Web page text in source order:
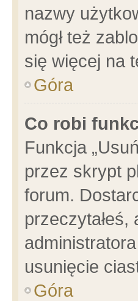
nazwy
mógł też
się więcej na
Góra
Co robi
Funkcja
przez skrypt
forum.
przeczytałeś,
usunięcie
Góra